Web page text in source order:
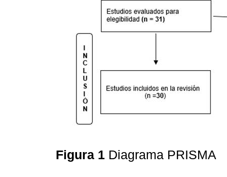
Figura 1 Diagrama PRISMA